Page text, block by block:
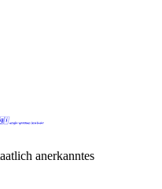
anerkanntes